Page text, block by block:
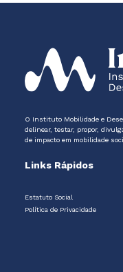
O Instituto Mobilidade e
delinear, testar, propor,
de impacto em mobilidade
Links Rápidos
Estatuto Social
Política de Privacidade